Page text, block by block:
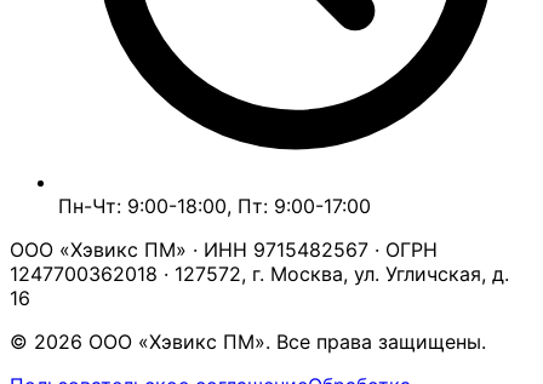
Пн-Чт: 9:00-18:00, Пт: 9:00-17:00
ООО «Хэвикс ПМ» · ИНН 9715482567 · ОГРН
1247700362018 · 127572, г. Москва, ул. Угличская, д.
16
© 2026 ООО «Хэвикс ПМ». Все права защищены.